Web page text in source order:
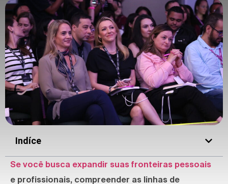
Indíce
Se você busca expandir suas fronteiras pessoais
e profissionais, compreender as linhas de